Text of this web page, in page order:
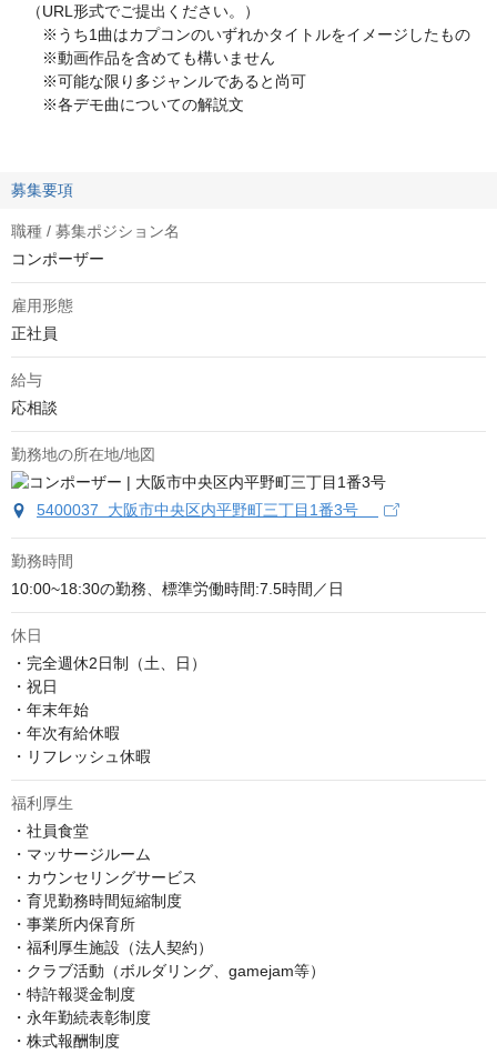
（URL形式でご提出ください。）
※うち1曲はカプコンのいずれかタイトルをイメージしたもの
※動画作品を含めても構いません
※可能な限り多ジャンルであると尚可
※各デモ曲についての解説文
募集要項
職種 / 募集ポジション名
コンポーザー
雇用形態
正社員
給与
応相談
勤務地の所在地/地図
5400037 大阪市中央区内平野町三丁目1番3号
勤務時間
10:00~18:30の勤務、標準労働時間:7.5時間／日
休日
・完全週休2日制（土、日）
・祝日
・年末年始
・年次有給休暇
・リフレッシュ休暇
福利厚生
・社員食堂
・マッサージルーム
・カウンセリングサービス
・育児勤務時間短縮制度
・事業所内保育所
・福利厚生施設（法人契約）
・クラブ活動（ボルダリング、gamejam等）
・特許報奨金制度
・永年勤続表彰制度
・株式報酬制度